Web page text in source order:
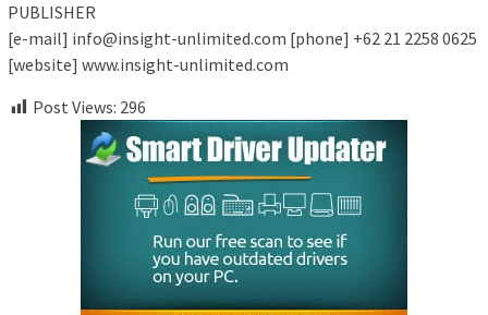
PUBLISHER
[e-mail] info@insight-unlimited.com [phone] +62 21 2258 0625
[website] www.insight-unlimited.com
Post Views: 296